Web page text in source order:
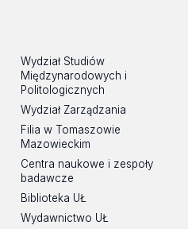
Wydział Studiów
Międzynarodowych i
Politologicznych
Wydział Zarządzania
Filia w Tomaszowie
Mazowieckim
Centra naukowe i zespoły
badawcze
Biblioteka UŁ
Wydawnictwo UŁ